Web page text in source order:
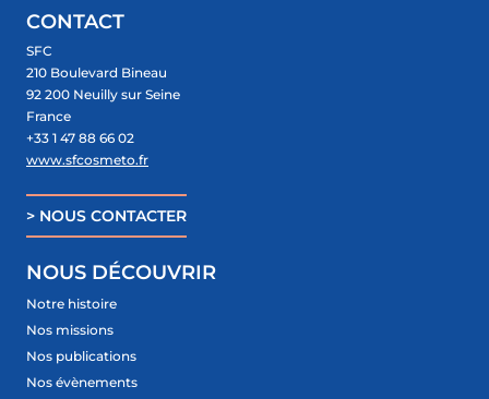
CONTACT
SFC
210 Boulevard Bineau
92 200 Neuilly sur Seine
France
+33 1 47 88 66 02
www.sfcosmeto.fr
> NOUS CONTACTER
NOUS DÉCOUVRIR
Notre histoire
Nos missions
Nos publications
Nos évènements